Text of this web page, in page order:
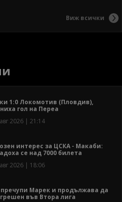
Виж всички
1:0 Локомотив (Пловдив),
гол на Переа
2026 | 21:14
интерес за ЦСКА - Макаби:
се над 7000 билета
2026 | 18:06
Марек и продължава да
във Втора лига